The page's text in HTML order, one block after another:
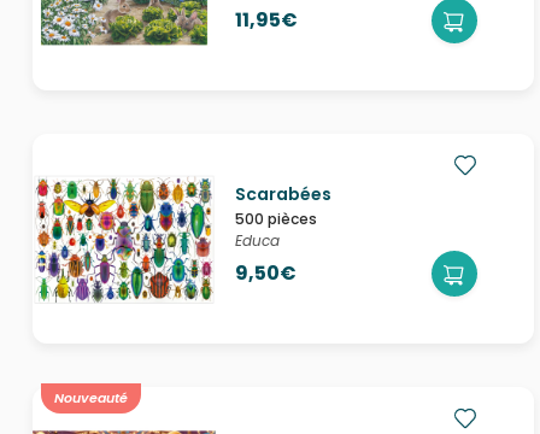
11,95€
Scarabées
500 pièces
Educa
9,50€
Nouveauté